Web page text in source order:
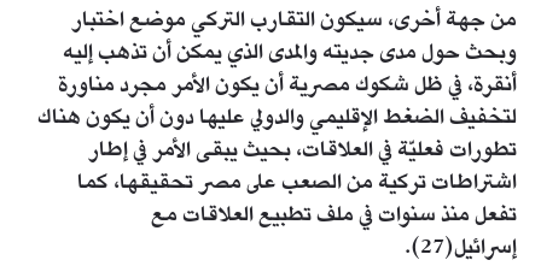
من جهة أخرى، سيكون التقارب التركي موضع اختبار
وبحث حول مدى جديته والمدى الذي يمكن أن تذهب إليه
أنقرة، في ظل شكوك مصرية أن يكون الأمر مجرد مناورة
لتخفيف الضغط الإقليمي والدولي عليها دون أن يكون هناك
تطورات فعليّة في العلاقات، بحيث يبقى الأمر في إطار
اشتراطات تركية من الصعب على مصر تحقيقها، كما
تفعل منذ سنوات في ملف تطبيع العلاقات مع
إسرائيل(27).